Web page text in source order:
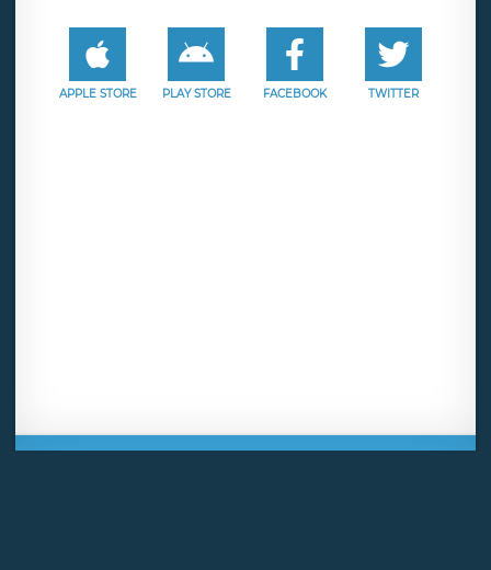
APPLE STORE PLAY STORE FACEBOOK TWITTER